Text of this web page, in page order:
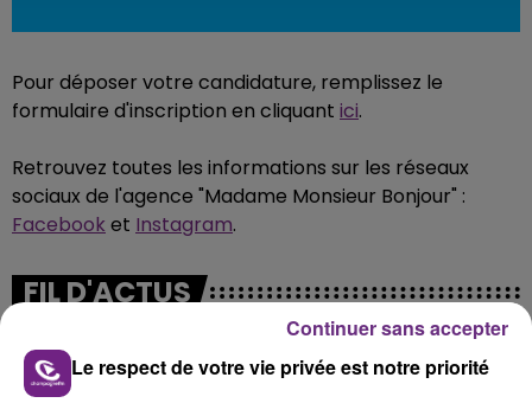
Pour déposer votre candidature, remplissez le
formulaire d'inscription en cliquant ici.
Retrouvez toutes les informations sur les réseaux
sociaux de l'agence "Madame Monsieur Bonjour" :
Facebook et Instagram.
FIL D'ACTUS
Le respect de votre vie privée est notre priorité
Continuer sans accepter